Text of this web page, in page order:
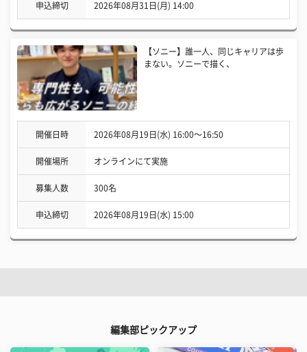
申込締切 2026年08月31日(月) 14:00
【ソニー】誰一人、同じキャリアは歩
まない。ソニーで描く、
開催日時 2026年08月19日(水) 16:00〜16:50
開催場所 オンラインにて実施
募集人数 300名
申込締切 2026年08月19日(水) 15:00
編集部ピックアップ